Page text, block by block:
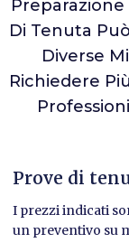
Preparazione
Di Tenuta
Diverse
Richiedere
Prove di
I prezzi indicati
un preventivo su